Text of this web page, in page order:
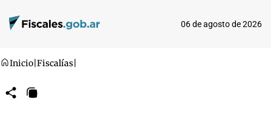
06 de agosto de 2026
Inicio Fiscalías
CompartirCopiar